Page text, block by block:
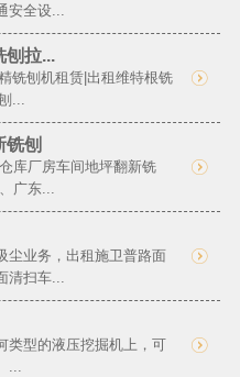
安全设...
刨拉...
铣刨机租赁|出租维特根铣
...
铣刨
库厂房车间地坪翻新铣
广东...
尘业务，出租施卫普路面
扫车...
类型的液压挖掘机上，可